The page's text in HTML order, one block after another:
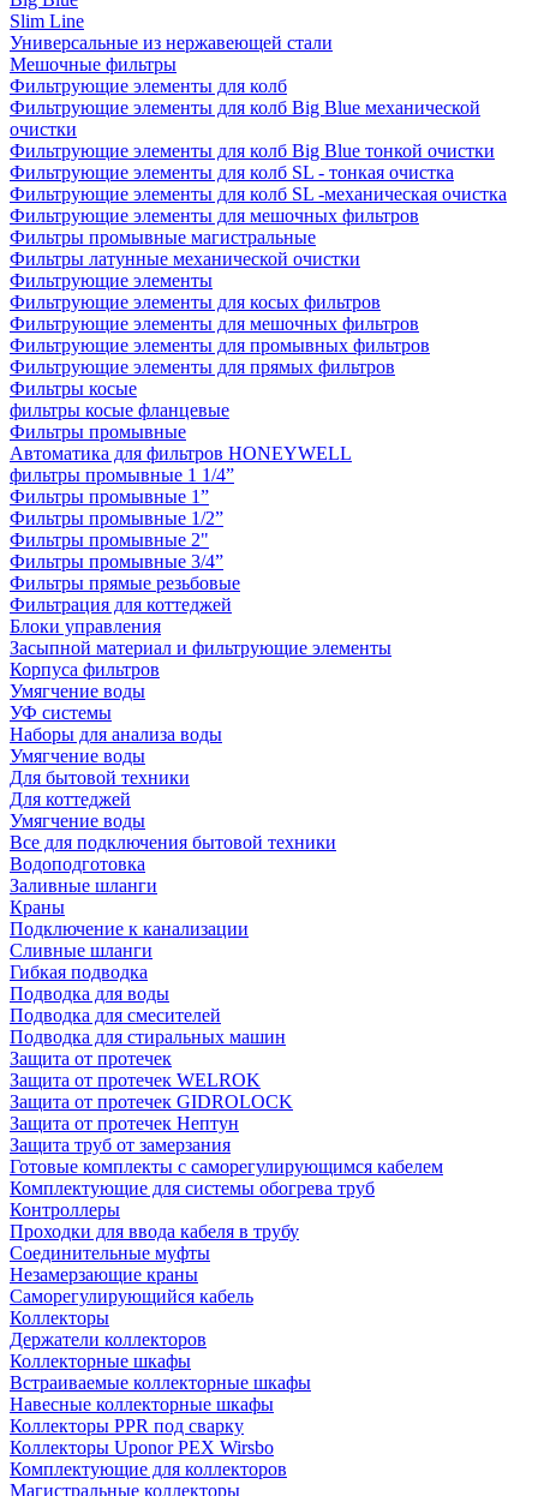
Slim Line
Универсальные из нержавеющей стали
Мешочные фильтры
Фильтрующие элементы для колб
Фильтрующие элементы для колб Big Blue механической
очистки
Фильтрующие элементы для колб Big Blue тонкой очистки
Фильтрующие элементы для колб SL - тонкая очистка
Фильтрующие элементы для колб SL -механическая очистка
Фильтрующие элементы для мешочных фильтров
Фильтры промывные магистральные
Фильтры латунные механической очистки
Фильтрующие элементы
Фильтрующие элементы для косых фильтров
Фильтрующие элементы для мешочных фильтров
Фильтрующие элементы для промывных фильтров
Фильтрующие элементы для прямых фильтров
Фильтры косые
фильтры косые фланцевые
Фильтры промывные
Автоматика для фильтров HONEYWELL
фильтры промывные 1 1/4”
Фильтры промывные 1”
Фильтры промывные 1/2”
Фильтры промывные 2"
Фильтры промывные 3/4”
Фильтры прямые резьбовые
Фильтрация для коттеджей
Блоки управления
Засыпной материал и фильтрующие элементы
Корпуса фильтров
Умягчение воды
УФ системы
Наборы для анализа воды
Умягчение воды
Для бытовой техники
Для коттеджей
Умягчение воды
Все для подключения бытовой техники
Водоподготовка
Заливные шланги
Краны
Подключение к канализации
Сливные шланги
Гибкая подводка
Подводка для воды
Подводка для смесителей
Подводка для стиральных машин
Защита от протечек
Защита от протечек WELROK
Защита от протечек GIDROLOCK
Защита от протечек Нептун
Защита труб от замерзания
Готовые комплекты с саморегулирующимся кабелем
Комплектующие для системы обогрева труб
Контроллеры
Проходки для ввода кабеля в трубу
Соединительные муфты
Незамерзающие краны
Саморегулирующийся кабель
Коллекторы
Держатели коллекторов
Коллекторные шкафы
Встраиваемые коллекторные шкафы
Навесные коллекторные шкафы
Коллекторы PPR под сварку
Коллекторы Uponor PEX Wirsbo
Комплектующие для коллекторов
Магистральные коллекторы